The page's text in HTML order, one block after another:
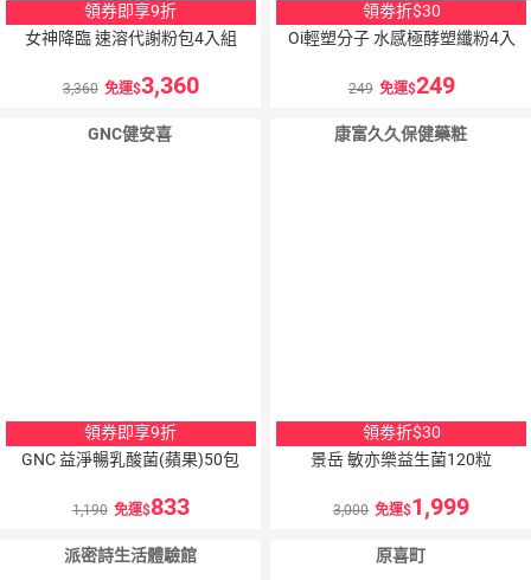
領券即享9折
女神降臨 速溶代謝粉包4入組
3,360 免運 3,360
領劵折$30
Oi輕塑分子 水感極酵塑纖粉4入
249 免運 249
GNC健安喜
領券即享9折
GNC 益淨暢乳酸菌(蘋果)50包
1,190 免運 833
康富久久保健藥粧
領劵折$30
景岳 敏亦樂益生菌120粒
3,000 免運 1,999
派密詩生活體驗館 原喜町